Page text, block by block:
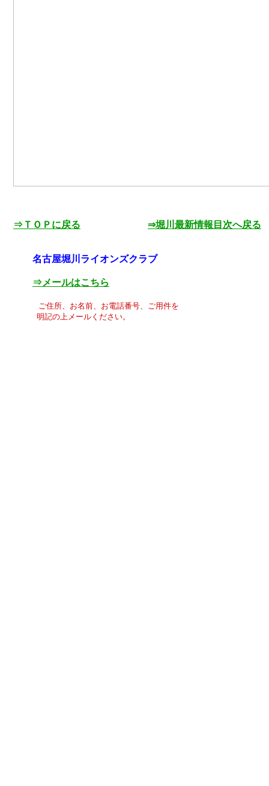
⇒ＴＯＰに戻る ⇒堀川最新情報目次へ戻る
名古屋堀川ライオンズクラブ
⇒メールはこちら
ご住所、お名前、お電話番号、ご用件を
明記の上メールください。